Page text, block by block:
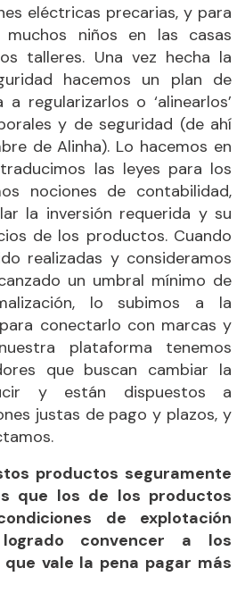
eléctricas precarias, y para
niños en las casas
talleres. Una vez hecha la
hacemos un plan de
regularizarlos o ‘alinearlos’
y de seguridad (de ahí
de Alinha). Lo hacemos en
las leyes para los
nociones de contabilidad,
la inversión requerida y su
de los productos. Cuando
realizadas y consideramos
un umbral mínimo de
lo subimos a la
conectarlo con marcas y
plataforma tenemos
que buscan cambiar la
y están dispuestos a
justas de pago y plazos, y
productos seguramente
que los de los productos
de explotación
convencer a los
vale la pena pagar más